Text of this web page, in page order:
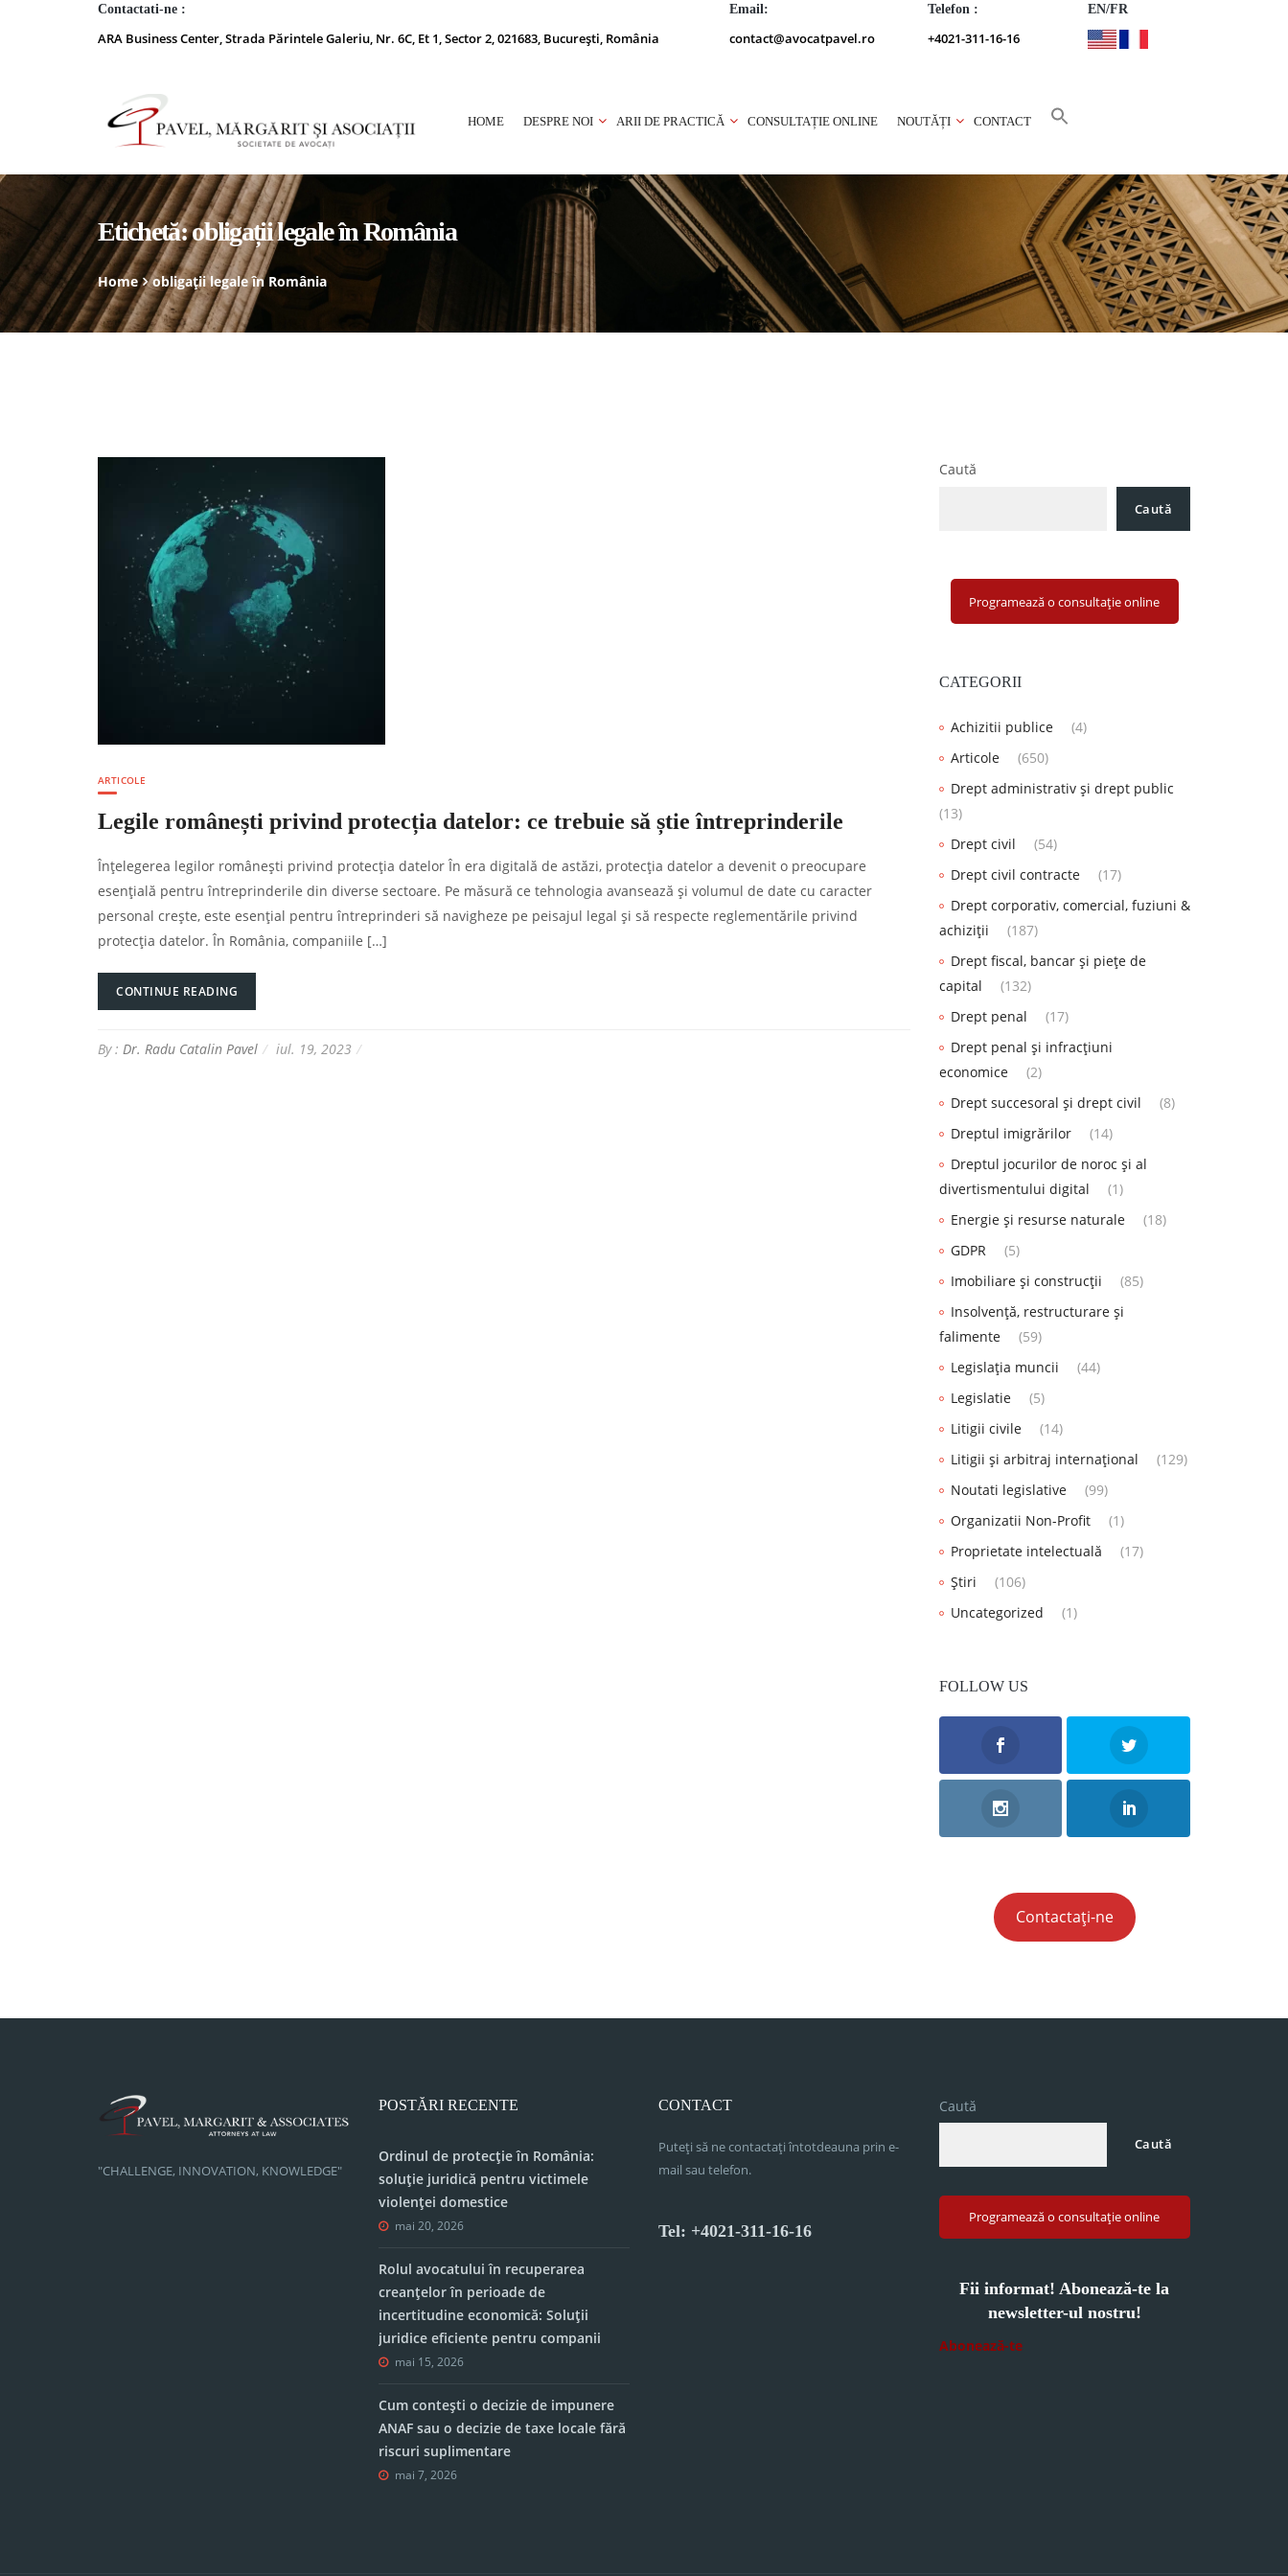
Contactati-ne :
ARA Business Center, Strada Părintele Galeriu, Nr. 6C, Et 1, Sector 2, 021683, București, România
Email:
contact@avocatpavel.ro
Telefon :
+4021-311-16-16
EN/FR
HOME DESPRE NOI ARII DE PRACTICĂ CONSULTAȚIE ONLINE NOUTĂȚI CONTACT
Etichetă:obligații legale în România
Home obligații legale în România
ARTICOLE
Legile românești privind protecția datelor: ce trebuie să știe întreprinderile
Înțelegerea legilor românești privind protecția datelor În era digitală de astăzi, protecția datelor a devenit o preocupare
esențială pentru întreprinderile din diverse sectoare. Pe măsură ce tehnologia avansează și volumul de date cu caracter
personal crește, este esențial pentru întreprinderi să navigheze pe peisajul legal și să respecte reglementările privind
protecția datelor. În România, companiile […]
CONTINUE READING
By : Dr. Radu Catalin Pavel iul. 19, 2023
Caută
Caută
Programează o consultație online
CATEGORII
Achizitii publice
(4)
Articole
(650)
Drept administrativ și drept public
(13)
Drept civil
(54)
Drept civil contracte
(17)
Drept corporativ, comercial, fuziuni &
achiziții
(187)
Drept fiscal, bancar și piețe de
capital
(132)
Drept penal
(17)
Drept penal și infracțiuni
economice
(2)
Drept succesoral și drept civil
(8)
Dreptul imigrărilor
(14)
Dreptul jocurilor de noroc și al
divertismentului digital
(1)
Energie și resurse naturale
(18)
GDPR
(5)
Imobiliare și construcții
(85)
Insolvență, restructurare și
falimente
(59)
Legislația muncii
(44)
Legislatie
(5)
Litigii civile
(14)
Litigii și arbitraj internațional
(129)
Noutati legislative
(99)
Organizatii Non-Profit
(1)
Proprietate intelectuală
(17)
Știri
(106)
Uncategorized
(1)
FOLLOW US
Contactați-ne
"CHALLENGE, INNOVATION, KNOWLEDGE"
POSTĂRI RECENTE
Ordinul de protecție în România:
soluție juridică pentru victimele
violenței domestice
mai 20, 2026
Rolul avocatului în recuperarea
creanțelor în perioade de
incertitudine economică: Soluții
juridice eficiente pentru companii
mai 15, 2026
Cum contești o decizie de impunere
ANAF sau o decizie de taxe locale fără
riscuri suplimentare
mai 7, 2026
CONTACT
Puteți să ne contactați întotdeauna prin e-
mail sau telefon.
Tel: +4021-311-16-16
Caută
Caută
Programează o consultație online
Fii informat! Abonează-te la
newsletter-ul nostru!
Abonează-te